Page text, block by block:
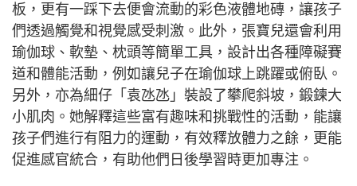
板，更有一踩下去便會流動的彩色液體地磚，讓孩子
們透過觸覺和視覺感受刺激。此外，張寶兒還會利用
瑜伽球、軟墊、枕頭等簡單工具，設計出各種障礙賽
道和體能活動，例如讓兒子在瑜伽球上跳躍或俯臥。
另外，亦為細仔「袁氹氹」裝設了攀爬斜坡，鍛鍊大
小肌肉。她解釋這些富有趣味和挑戰性的活動，能讓
孩子們進行有阻力的運動，有效釋放體力之餘，更能
促進感官統合，有助他們日後學習時更加專注。